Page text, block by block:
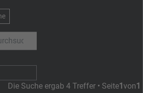
Die Suche ergab 4 Treffer • Seite1von1